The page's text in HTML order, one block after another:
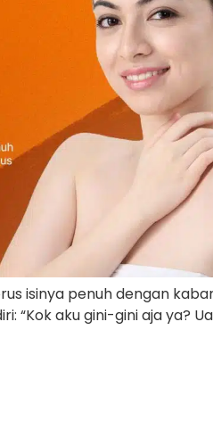
isinya penuh dengan
“Kok aku gini-gini aja ya?